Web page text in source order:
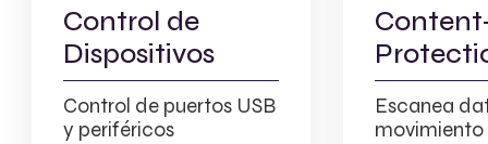
Control de
Dispositivos
Control de puertos USB
y periféricos
Escanea
movimiento